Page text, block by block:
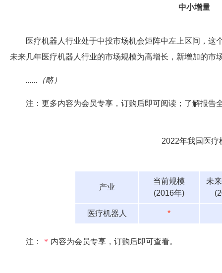
中小增量
医疗机器人行业处于中投市场机会矩阵中左上区间，这
未来几年医疗机器人行业的市场规模为高增长，新增加的市
......（略）
注：更多内容为会员专享，订购后即可阅读；了解报告
2022年我国医疗
产业
当前规模
(2016年)
未
医疗机器人 *
注： * 内容为会员专享，订购后即可查看。